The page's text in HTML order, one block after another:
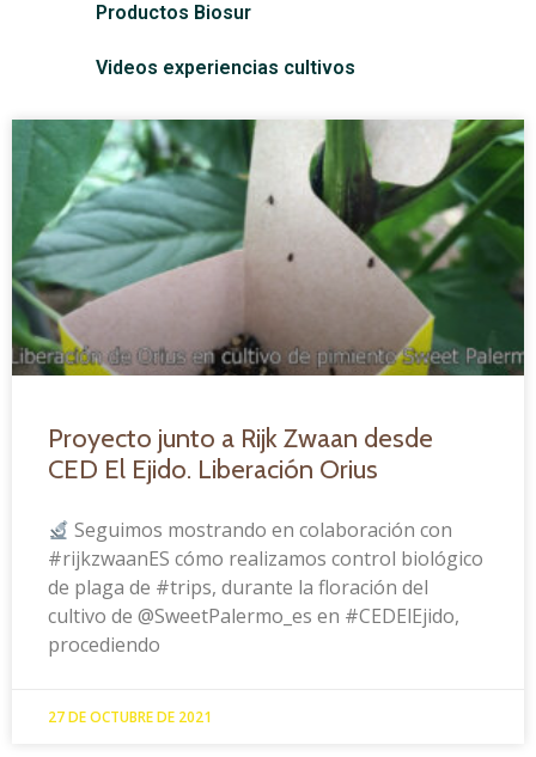
Productos Biosur
Videos experiencias cultivos
Proyecto junto a Rijk Zwaan desde
CED El Ejido. Liberación Orius
Seguimos mostrando en colaboración con
#rijkzwaanES cómo ​realizamos control biológico
de plaga de #trips, durante la floración del
cultivo de @SweetPalermo_es ​en #CEDElEjido,
procediendo
27 DE OCTUBRE DE 2021